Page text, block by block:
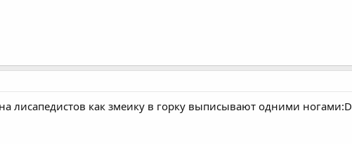
лисапедистов как змеику в горку выписывают одними ногами:D